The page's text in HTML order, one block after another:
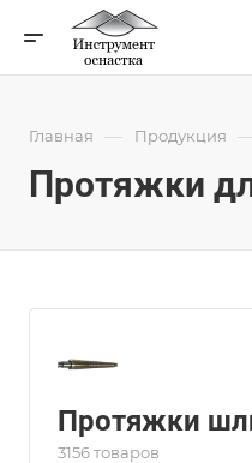
Главная — Продукция
Протяжки
Протяжки
3156 товаров